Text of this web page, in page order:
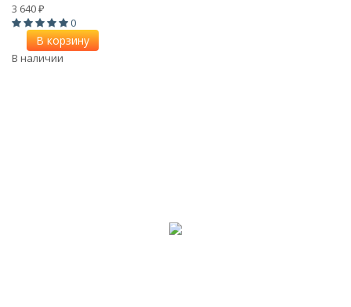
3 640 ₽
0
В корзину
В наличии